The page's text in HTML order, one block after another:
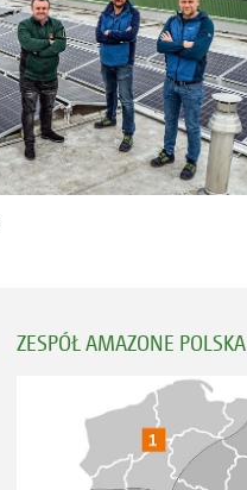
ZESPÓŁ AMAZONE POLSKA